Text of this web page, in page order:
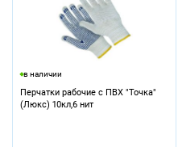
в наличии
Перчатки рабочие с ПВХ "Точка"
(Люкс) 10кл,6 нит